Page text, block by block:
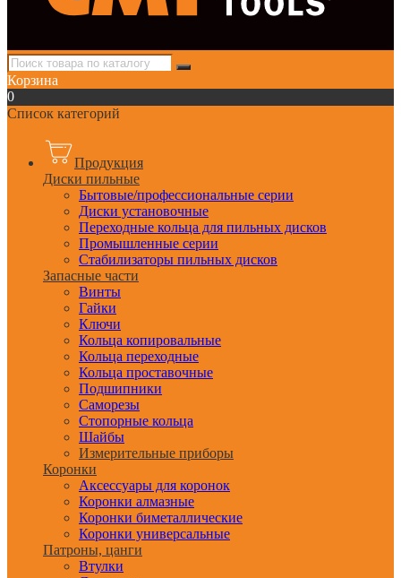
Корзина
0
Список категорий
Продукция
Диски пильные
Бытовые/профессиональные серии
Диски установочные
Переходные кольца для пильных дисков
Промышленные серии
Стабилизаторы пильных дисков
Запасные части
Винты
Гайки
Ключи
Кольца копировальные
Кольца переходные
Кольца проставочные
Подшипники
Саморезы
Стопорные кольца
Шайбы
Измерительные приборы
Коронки
Аксессуары для коронок
Коронки алмазные
Коронки биметаллические
Коронки универсальные
Патроны, цанги
Втулки